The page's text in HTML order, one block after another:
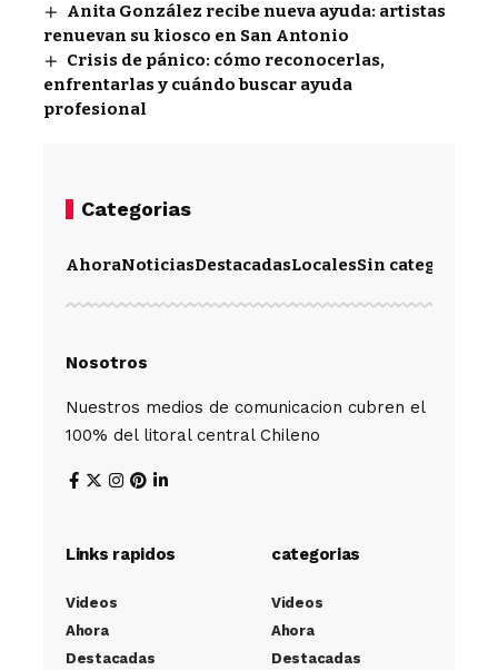
Anita González recibe nueva ayuda: artistas
renuevan su kiosco en San Antonio
Crisis de pánico: cómo reconocerlas,
enfrentarlas y cuándo buscar ayuda
profesional
Categorias
AhoraNoticiasDestacadasLocalesSin categoría
Nosotros
Nuestros medios de comunicacion cubren el
100% del litoral central Chileno
Links rapidos
Videos
Ahora
Destacadas
categorias
Videos
Ahora
Destacadas